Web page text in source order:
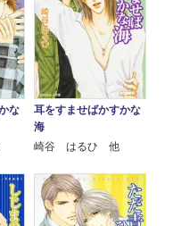
な
耳をすませばかすかな
海
崎谷 はるひ 他